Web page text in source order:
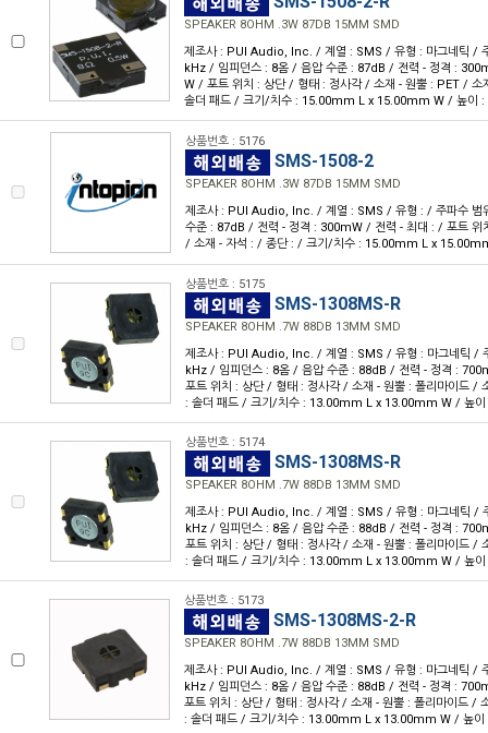
SPEAKER 8OHM .3W 87DB 15MM SMD
제조사 : PUI Audio, Inc. / 계열 : SMS / 유형 : 마그네틱 /
kHz / 임피던스 : 8옴 / 음압 수준 : 87dB / 전력 - 정격 :
W / 포트 위치 : 상단 / 형태 : 정사각 / 소재 - 원뿔 : PET /
솔더 패드 / 크기/치수 : 15.00mm L x 15.00mm W / 높이
상품번호 : 5176
SMS-1508-2
SPEAKER 8OHM .3W 87DB 15MM SMD
제조사 : PUI Audio, Inc. / 계열 : SMS / 유형 : / 주파수 범
수준 : 87dB / 전력 - 정격 : 300mW / 전력 - 최대 : / 포트 위
/ 소재 - 자석 : / 종단 : / 크기/치수 : 15.00mm L x
상품번호 : 5175
SMS-1308MS-R
SPEAKER 8OHM .7W 88DB 13MM SMD
제조사 : PUI Audio, Inc. / 계열 : SMS / 유형 : 마그네틱 /
kHz / 임피던스 : 8옴 / 음압 수준 : 88dB / 전력 - 정격 :
포트 위치 : 상단 / 형태 : 정사각 / 소재 - 원뿔 : 폴리마이드 /
: 솔더 패드 / 크기/치수 : 13.00mm L x 13.00mm W / 높
상품번호 : 5174
SMS-1308MS-R
SPEAKER 8OHM .7W 88DB 13MM SMD
제조사 : PUI Audio, Inc. / 계열 : SMS / 유형 : 마그네틱 /
kHz / 임피던스 : 8옴 / 음압 수준 : 88dB / 전력 - 정격 :
포트 위치 : 상단 / 형태 : 정사각 / 소재 - 원뿔 : 폴리마이드 /
: 솔더 패드 / 크기/치수 : 13.00mm L x 13.00mm W / 높
상품번호 : 5173
SMS-1308MS-2-R
SPEAKER 8OHM .7W 88DB 13MM SMD
제조사 : PUI Audio, Inc. / 계열 : SMS / 유형 : 마그네틱 /
kHz / 임피던스 : 8옴 / 음압 수준 : 88dB / 전력 - 정격 :
포트 위치 : 상단 / 형태 : 정사각 / 소재 - 원뿔 : 폴리마이드 /
: 솔더 패드 / 크기/치수 : 13.00mm L x 13.00mm W / 높